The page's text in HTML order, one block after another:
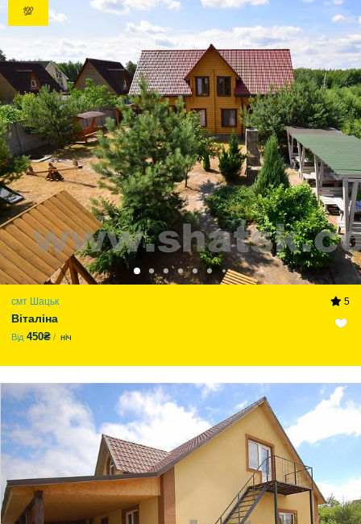
💯
смт Шацьк 5
Віталіна
Від 450₴ ніч